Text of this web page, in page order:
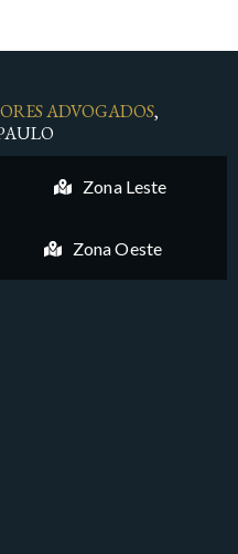
ADVOGADOS,
Zona Leste
Zona Oeste